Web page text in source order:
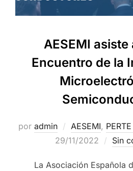
AESEMI asiste
Encuentro de la
por admin AESEMI,
29/11/2022
Sin
La Asociación Española